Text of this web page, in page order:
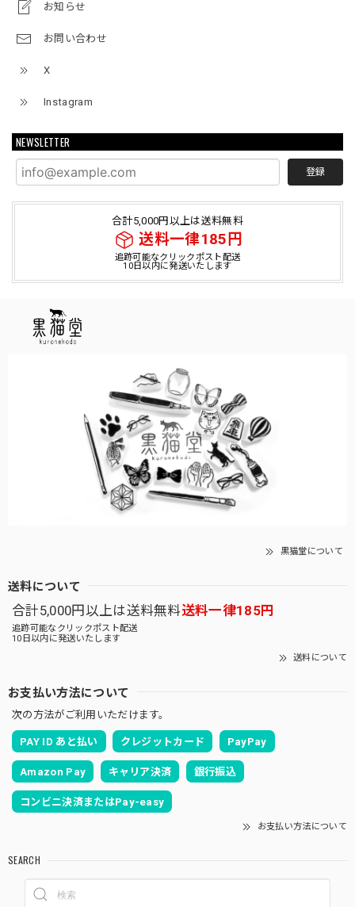
お知らせ
お問い合わせ
X
Instagram
NEWSLETTER
登録
合計5,000円以上は送料無料
送料一律185円
追跡可能なクリックポスト配送
10日以内に発送いたします
黒猫堂について
送料について
合計5,000円以上は送料無料送料一律185円
追跡可能なクリックポスト配送
10日以内に発送いたします
送料について
お支払い方法について
次の方法がご利用いただけます。
PAY ID あと払い クレジットカード PayPay
Amazon Pay キャリア決済 銀行振込
コンビニ決済またはPay-easy
お支払い方法について
SEARCH